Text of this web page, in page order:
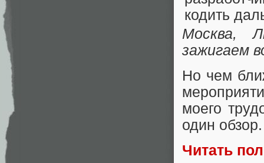
Москва,
зажигаем
Но чем
моего
один обзор.
Читать